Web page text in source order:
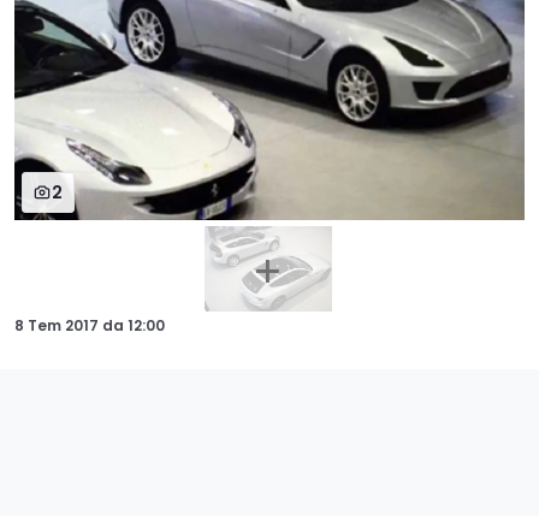
2
8 Tem 2017 da 12:00